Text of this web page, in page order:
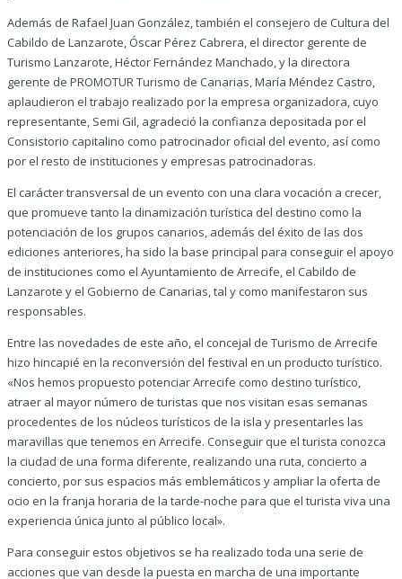
Además de Rafael Juan González, también el consejero de Cultura del
Cabildo de Lanzarote, Óscar Pérez Cabrera, el director gerente de
Turismo Lanzarote, Héctor Fernández Manchado, y la directora
gerente de PROMOTUR Turismo de Canarias, María Méndez Castro,
aplaudieron el trabajo realizado por la empresa organizadora, cuyo
representante, Semi Gil, agradeció la confianza depositada por el
Consistorio capitalino como patrocinador oficial del evento, así como
por el resto de instituciones y empresas patrocinadoras.
El carácter transversal de un evento con una clara vocación a crecer,
que promueve tanto la dinamización turística del destino como la
potenciación de los grupos canarios, además del éxito de las dos
ediciones anteriores, ha sido la base principal para conseguir el apoyo
de instituciones como el Ayuntamiento de Arrecife, el Cabildo de
Lanzarote y el Gobierno de Canarias, tal y como manifestaron sus
responsables.
Entre las novedades de este año, el concejal de Turismo de Arrecife
hizo hincapié en la reconversión del festival en un producto turístico.
«Nos hemos propuesto potenciar Arrecife como destino turístico,
atraer al mayor número de turistas que nos visitan esas semanas
procedentes de los núcleos turísticos de la isla y presentarles las
maravillas que tenemos en Arrecife. Conseguir que el turista conozca
la ciudad de una forma diferente, realizando una ruta, concierto a
concierto, por sus espacios más emblemáticos y ampliar la oferta de
ocio en la franja horaria de la tarde-noche para que el turista viva una
experiencia única junto al público local».
Para conseguir estos objetivos se ha realizado toda una serie de
acciones que van desde la puesta en marcha de una importante